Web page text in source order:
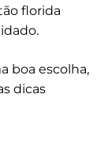
florida
boa escolha,
dicas